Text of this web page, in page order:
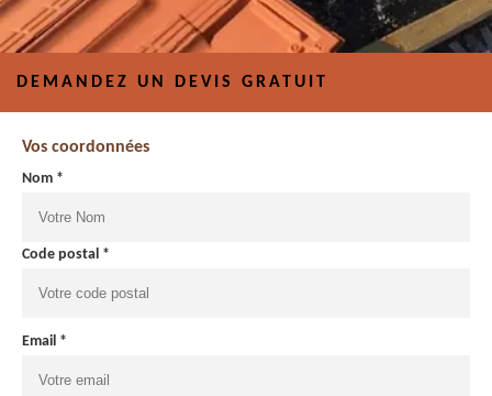
DEMANDEZ UN DEVIS GRATUIT
Vos coordonnées
Nom *
Code postal *
Email *